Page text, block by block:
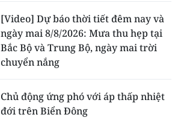
[Video] Dự báo thời tiết đêm nay và
ngày mai 8/8/2026: Mưa thu hẹp tại
Bắc Bộ và Trung Bộ, ngày mai trời
chuyển nắng
Chủ động ứng phó với áp thấp nhiệt
đới trên Biển Đông